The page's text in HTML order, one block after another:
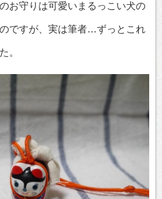
お守りは可愛いまるっこい犬の
ですが、実は筆者…ずっとこれ
。